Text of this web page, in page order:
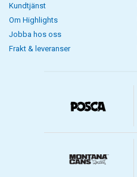
Kundtjänst
Om Highlights
Jobba hos oss
Frakt & leveranser